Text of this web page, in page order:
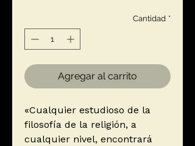
Cantidad *
Agregar al carrito
«Cualquier estudioso de la
filosofía de la religión, a
cualquier nivel, encontrará